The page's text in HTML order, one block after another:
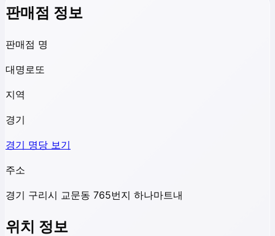
판매점 정보
판매점 명
대명로또
지역
경기
경기 명당 보기
주소
경기 구리시 교문동 765번지 하나마트내
위치 정보